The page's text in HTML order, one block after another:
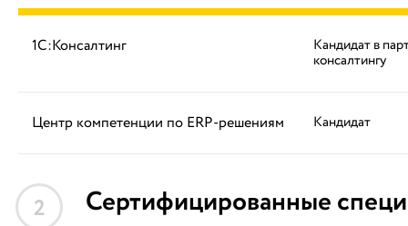
1С:Консалтинг Кандидат в
консалтингу
Центр компетенции по ERP-решениям Кандидат
2 Сертифицированные